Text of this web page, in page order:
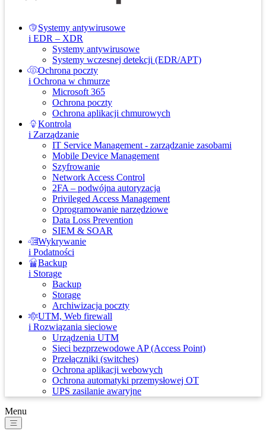
Systemy antywirusowe
i EDR – XDR
Systemy antywirusowe
Systemy wczesnej detekcji (EDR/APT)
Ochrona poczty
i Ochrona w chmurze
Microsoft 365
Ochrona poczty
Ochrona aplikacji chmurowych
Kontrola
i Zarządzanie
IT Service Management - zarządzanie zasobami
Mobile Device Management
Szyfrowanie
Network Access Control
2FA – podwójna autoryzacja
Privileged Access Management
Oprogramowanie narzędziowe
Data Loss Prevention
SIEM & SOAR
Wykrywanie
i Podatności
Backup
i Storage
Backup
Storage
Archiwizacja poczty
UTM, Web firewall
i Rozwiązania sieciowe
Urządzenia UTM
Sieci bezprzewodowe AP (Access Point)
Przełączniki (switches)
Ochrona aplikacji webowych
Ochrona automatyki przemysłowej OT
UPS zasilanie awaryjne
Menu